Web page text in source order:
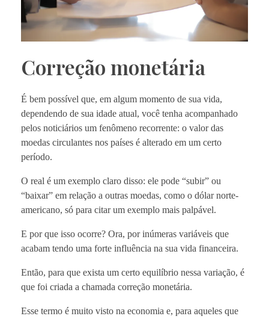
Correção monetária
É bem possível que, em algum momento de sua vida,
dependendo de sua idade atual, você tenha acompanhado
pelos noticiários um fenômeno recorrente: o valor das
moedas circulantes nos países é alterado em um certo
período.
O real é um exemplo claro disso: ele pode “subir” ou
“baixar” em relação a outras moedas, como o dólar norte-
americano, só para citar um exemplo mais palpável.
E por que isso ocorre? Ora, por inúmeras variáveis que
acabam tendo uma forte influência na sua vida financeira.
Então, para que exista um certo equilíbrio nessa variação, é
que foi criada a chamada correção monetária.
Esse termo é muito visto na economia e, para aqueles que